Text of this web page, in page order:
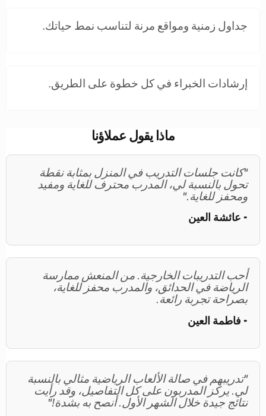
جداول زمنية ومواقع مرنة لتناسب نمط حياتك.
إرشادات الخبراء في كل خطوة على الطريق.
ماذا يقول عملاؤنا
"كانت جلسات التدريب في المنزل بمثابة نقطة
تحول بالنسبة لي، المدرب محترف للغاية ومفيد
ومحفز للغاية."
- عائشة العين
أحب التدريبات الخارجية. من المنعش ممارسة
الرياضة في الحدائق، والمدرب محفز للغاية،
بصراحة تجربة رائعة.
- فاطمة العين
"تدريبهم في صالة الألعاب الرياضية مثالي بالنسبة
لي. يركز المدربون على كل التفاصيل، وقد رأيت
نتائج جيدة خلال الشهر الأول. أنصح به بشدة!"